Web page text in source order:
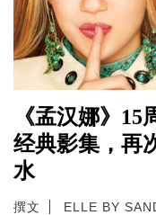
《孟汉娜》
经典影集，再
水
撰文 ELLE BY